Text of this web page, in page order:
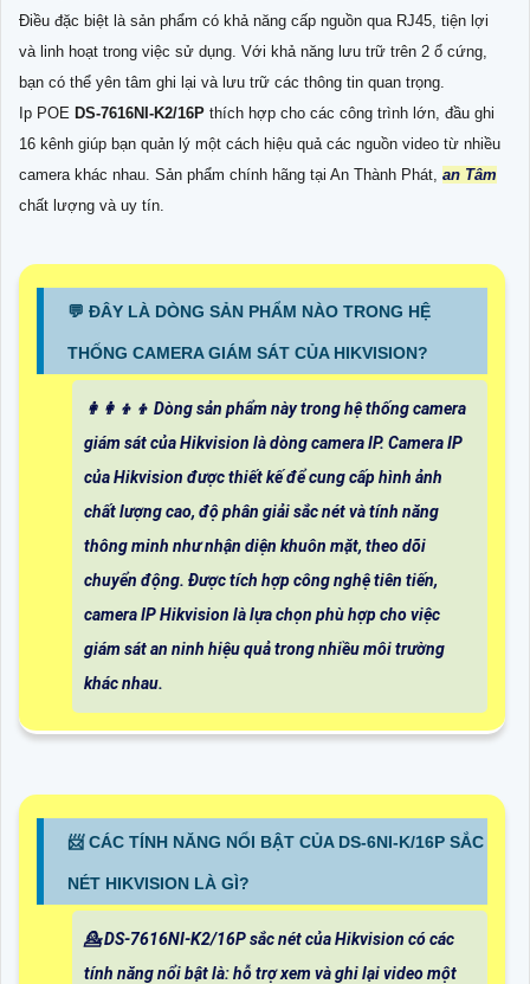
Điều đặc biệt là sản phẩm có khả năng cấp nguồn qua RJ45, tiện lợi
và linh hoạt trong việc sử dụng. Với khả năng lưu trữ trên 2 ổ cứng,
bạn có thể yên tâm ghi lại và lưu trữ các thông tin quan trọng.
Ip POE DS-7616NI-K2/16P thích hợp cho các công trình lớn, đầu ghi
16 kênh giúp bạn quản lý một cách hiệu quả các nguồn video từ nhiều
camera khác nhau. Sản phẩm chính hãng tại An Thành Phát, an Tâm
chất lượng và uy tín.
️💬 ĐÂY LÀ DÒNG SẢN PHẨM NÀO TRONG HỆ
THỐNG CAMERA GIÁM SÁT CỦA HIKVISION?
👩‍👩‍👦‍👦 Dòng sản phẩm này trong hệ thống camera
giám sát của Hikvision là dòng camera IP. Camera IP
của Hikvision được thiết kế để cung cấp hình ảnh
chất lượng cao, độ phân giải sắc nét và tính năng
thông minh như nhận diện khuôn mặt, theo dõi
chuyển động. Được tích hợp công nghệ tiên tiến,
camera IP Hikvision là lựa chọn phù hợp cho việc
giám sát an ninh hiệu quả trong nhiều môi trường
khác nhau.
📨 CÁC TÍNH NĂNG NỔI BẬT CỦA DS-6NI-K/16P SẮC
NÉT HIKVISION LÀ GÌ?
💁 DS-7616NI-K2/16P sắc nét của Hikvision có các
tính năng nổi bật là: hỗ trợ xem và ghi lại video một